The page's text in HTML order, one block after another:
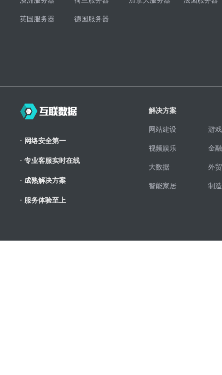
英国服务器 德国服务器
· 网络安全第一
· 专业客服实时在线
· 成熟解决方案
· 服务体验至上
解决方案
网站建设 游
视频娱乐 金
大数据 外
智能家居 制